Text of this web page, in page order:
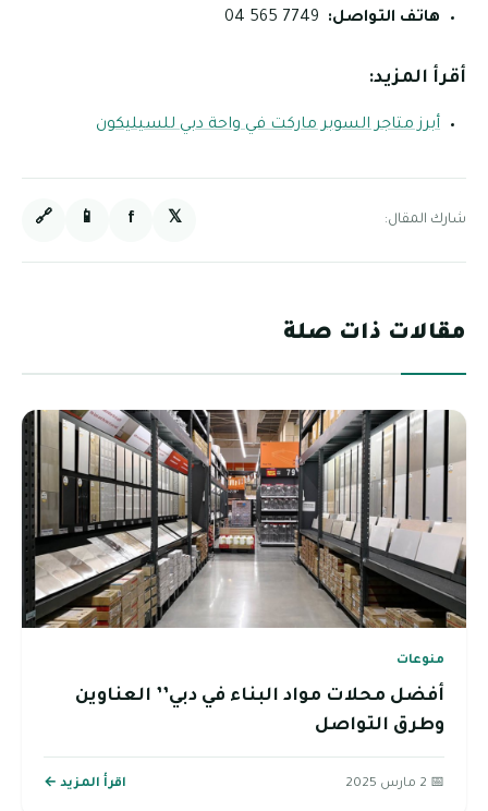
هاتف التواصل:
أقرأ المزيد:
أبرز متاجر السوبر ماركت في واحة دبي للسيليكون
شارك المقال: 𝕏
f
📱
🔗
مقالات ذات صلة
منوعات
أفضل محلات مواد البناء في دبي’’ العناوين
وطرق التواصل
📅 2 مارس 2025 اقرأ المزيد ←